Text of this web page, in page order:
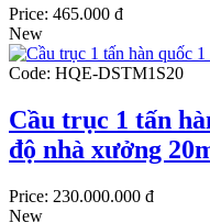
Price: 465.000 đ
New
Code: HQE-DSTM1S20
Cầu trục 1 tấn
độ nhà xưởng
Price: 230.000.000 đ
New